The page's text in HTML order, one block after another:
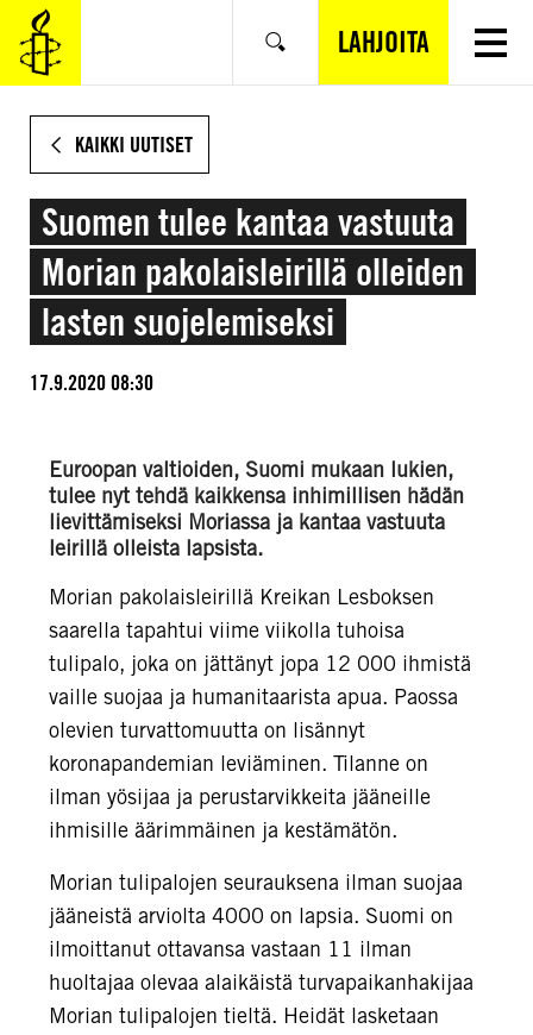
SIIRRY
VARSINAISEEN
SISÄLTÖÖN
Hae LAHJOITA
KAIKKI UUTISET
Suomen tulee kantaa vastuuta
Morian pakolaisleirillä olleiden
lasten suojelemiseksi
17.9.2020 08:30
Euroopan valtioiden, Suomi mukaan lukien,
tulee nyt tehdä kaikkensa inhimillisen hädän
lievittämiseksi Moriassa ja kantaa vastuuta
leirillä olleista lapsista.
Morian pakolaisleirillä Kreikan Lesboksen
saarella tapahtui viime viikolla tuhoisa
tulipalo, joka on jättänyt jopa 12 000 ihmistä
vaille suojaa ja humanitaarista apua. Paossa
olevien turvattomuutta on lisännyt
koronapandemian leviäminen. Tilanne on
ilman yösijaa ja perustarvikkeita jääneille
ihmisille äärimmäinen ja kestämätön.
Morian tulipalojen seurauksena ilman suojaa
jääneistä arviolta 4000 on lapsia. Suomi on
ilmoittanut ottavansa vastaan 11 ilman
huoltajaa olevaa alaikäistä turvapaikanhakijaa
Morian tulipalojen tieltä. Heidät lasketaan